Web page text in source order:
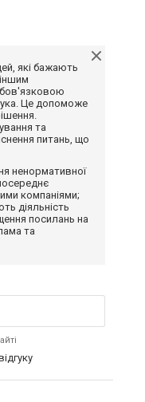
які бажають
Це допоможе
та
питань, що
ненормативної
компаніями;
діяльність
посилань на
та